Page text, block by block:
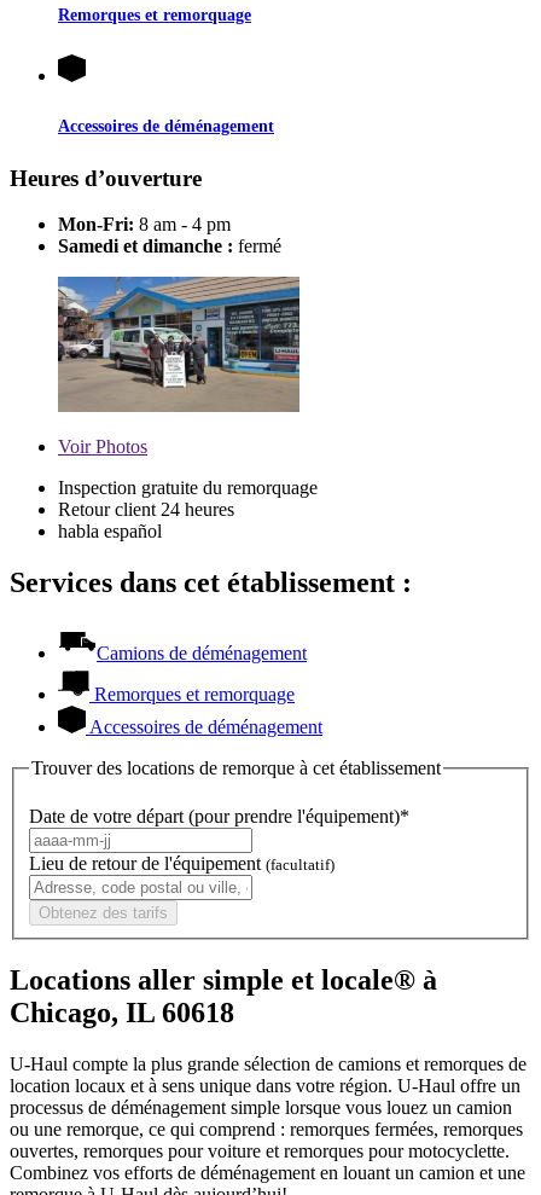
Remorques et remorquage
Accessoires de déménagement
Heures d’ouverture
Mon-Fri: 8 am - 4 pm
Samedi et dimanche : fermé
VoirPhotos
Inspection gratuite du remorquage
Retour client 24 heures
habla español
Services dans cet établissement :
Camions de déménagement
Remorques et remorquage
Accessoires de déménagement
Trouver des locations de remorque à cet établissement
Date de votre départ (pour prendre l'équipement)*
Lieu de retour de l'équipement (facultatif)
Obtenez des tarifs
Locations aller simple et locale® à
Chicago, IL 60618
U-Haul compte la plus grande sélection de camions et remorques de
location locaux et à sens unique dans votre région. U-Haul offre un
processus de déménagement simple lorsque vous louez un camion
ou une remorque, ce qui comprend : remorques fermées, remorques
ouvertes, remorques pour voiture et remorques pour motocyclette.
Combinez vos efforts de déménagement en louant un camion et une